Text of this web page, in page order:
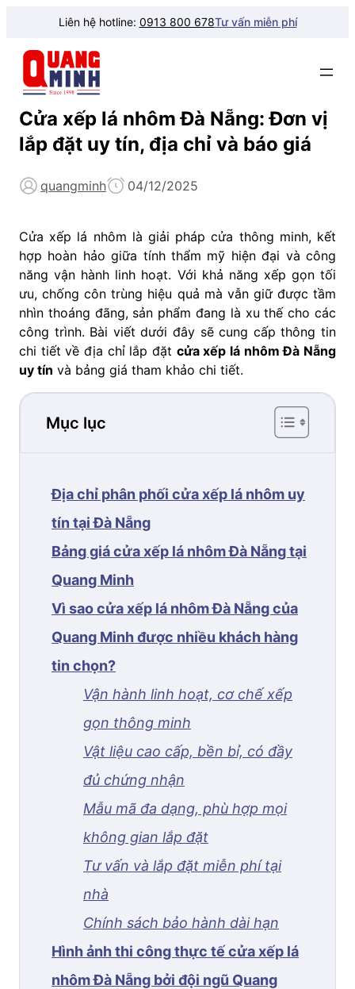
Liên hệ hotline: 0913 800 678Tư vấn miễn phí
Cửa xếp lá nhôm Đà Nẵng: Đơn vị
lắp đặt uy tín, địa chỉ và báo giá
quangminh 04/12/2025
Cửa xếp lá nhôm là giải pháp cửa thông minh, kết
hợp hoàn hảo giữa tính thẩm mỹ hiện đại và công
năng vận hành linh hoạt. Với khả năng xếp gọn tối
ưu, chống côn trùng hiệu quả mà vẫn giữ được tầm
nhìn thoáng đãng, sản phẩm đang là xu thế cho các
công trình. Bài viết dưới đây sẽ cung cấp thông tin
chi tiết về địa chỉ lắp đặt cửa xếp lá nhôm Đà Nẵng
uy tín và bảng giá tham khảo chi tiết.
Mục lục
Địa chỉ phân phối cửa xếp lá nhôm uy
tín tại Đà Nẵng
Bảng giá cửa xếp lá nhôm Đà Nẵng tại
Quang Minh
Vì sao cửa xếp lá nhôm Đà Nẵng của
Quang Minh được nhiều khách hàng
tin chọn?
Vận hành linh hoạt, cơ chế xếp
gọn thông minh
Vật liệu cao cấp, bền bỉ, có đầy
đủ chứng nhận
Mẫu mã đa dạng, phù hợp mọi
không gian lắp đặt
Tư vấn và lắp đặt miễn phí tại
nhà
Chính sách bảo hành dài hạn
Hình ảnh thi công thực tế cửa xếp lá
nhôm Đà Nẵng bởi đội ngũ Quang